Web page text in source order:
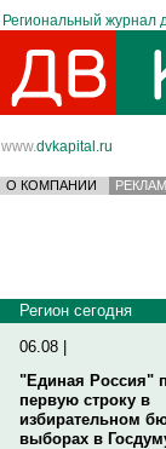
Региональный журнал
www.dvkapital.ru
О КОМПАНИИ
Регион сегодня
06.08 |
"Единая Россия"
первую строку в
избирательном
выборах в